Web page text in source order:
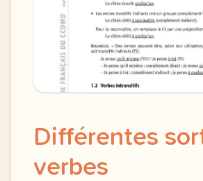
Différentes
verbes